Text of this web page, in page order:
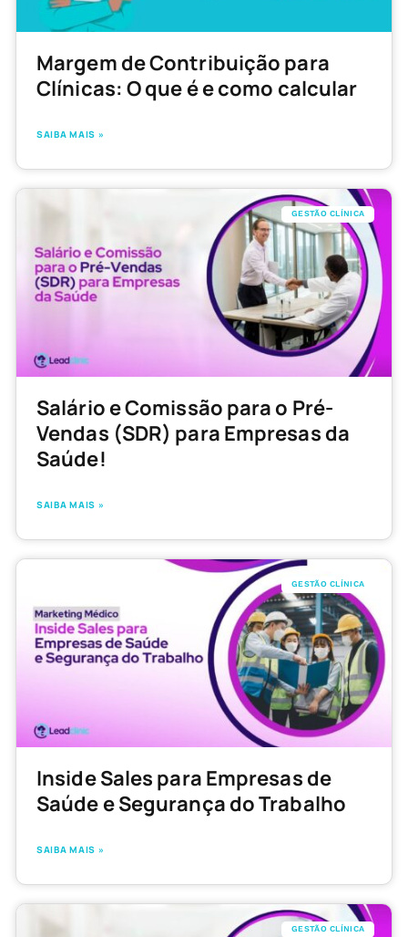
Margem de Contribuição para
Clínicas: O que é e como calcular
SAIBA MAIS »
GESTÃO CLÍNICA
Salário e Comissão para o Pré-
Vendas (SDR) para Empresas da
Saúde!
SAIBA MAIS »
GESTÃO CLÍNICA
Inside Sales para Empresas de
Saúde e Segurança do Trabalho
SAIBA MAIS »
GESTÃO CLÍNICA